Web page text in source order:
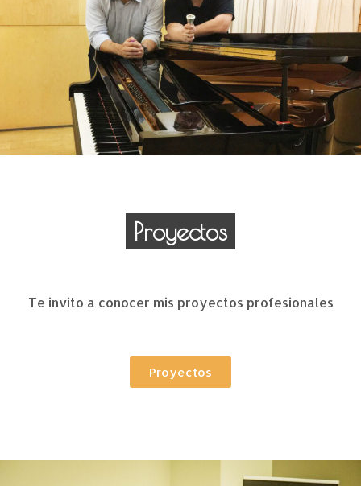
Proyectos
Te invito a conocer mis proyectos profesionales
Proyectos